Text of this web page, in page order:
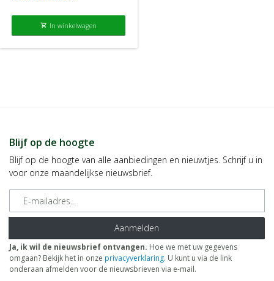
shopping_cart In winkelwagen
Blijf op de hoogte
Blijf op de hoogte van alle aanbiedingen en nieuwtjes. Schrijf u in
voor onze maandelijkse nieuwsbrief.
E-mailadres
Aanmelden
Ja, ik wil de nieuwsbrief ontvangen. Hoe we met uw gegevens
omgaan? Bekijk het in onze privacyverklaring. U kunt u via de link
onderaan afmelden voor de nieuwsbrieven via e-mail.